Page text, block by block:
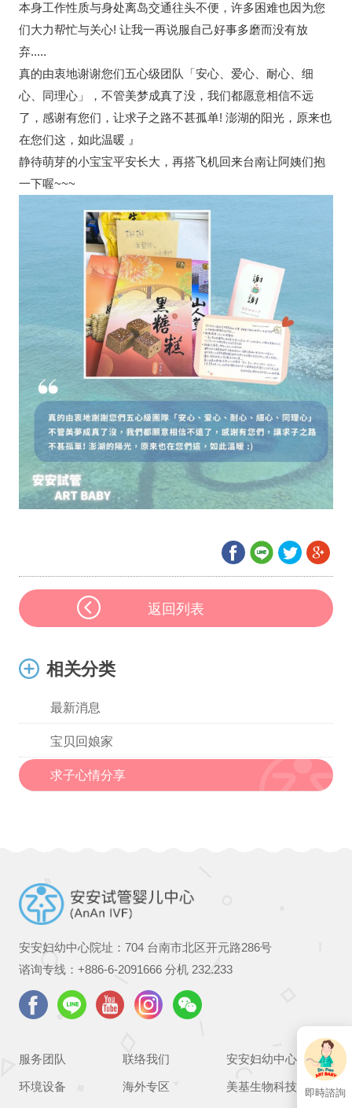
本身工作性质与身处离岛交通往头不便，许多困难也因为您
们大力帮忙与关心! 让我一再说服自己好事多磨而没有放
弃.....
真的由衷地谢谢您们五心级团队「安心、爱心、耐心、细
心、同理心」，不管美梦成真了没，我们都愿意相信不远
了，感谢有您们，让求子之路不甚孤单! 澎湖的阳光，原来也
在您们这，如此温暖 』
静待萌芽的小宝宝平安长大，再搭飞机回来台南让阿姨们抱
一下喔~~~
返回列表
相关分类
最新消息
宝贝回娘家
求子心情分享
安安妇幼中心院址：704 台南市北区开元路286号
谘询专线： +886-6-2091666分机 232.233
服务团队
环境设备
联络我们
海外专区
安安妇幼中心
美基生物科技 即時諮詢